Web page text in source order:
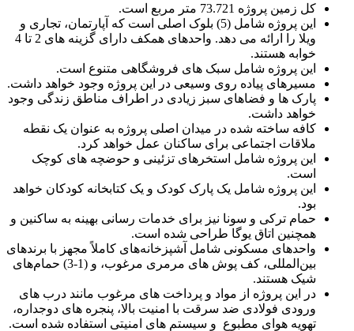
کل زمین پروژه 73.721 متر مربع است.
این پروژه شامل (5) بلوک اصلی است که آپارتمان، تجاری و
ویلا را ارائه می دهد. واحدهای همکف دارای گزینه های 2 تا 4
خوابه هستند.
این پروژه شامل سبک های فروشگاهی متنوع است.
مسیرهای پیاده روی وسیعی در این پروژه وجود خواهد داشت.
پارک ها و فضاهای سبز زیادی در اطراف مناطق زندگی وجود
خواهد داشت.
کافه ساخته شده در میدان اصلی پروژه به عنوان یک نقطه
ملاقات اجتماعی برای ساکنان عمل خواهد کرد.
این پروژه شامل استخرهای تزئینی و حوضچه های کوچک
است.
این پروژه شامل یک پارک کودک و یک کتابخانه کودکان خواهد
بود.
حمام ترکی و سونا نیز برای خدمات رسانی بهینه به ساکنین و
همچنین اتاق یوگا طراحی شده است.
واحدهای مسکونی شامل آشپزخانه‌های کاملاً مجهز با برندهای
بین‌المللی، کف پوش های مرمری مرغوب، و (1-3) حمام‌های
شیک هستند.
در این پروژه از مواد و پرداخت های مرغوب مانند درب های
ورودی فولادی ضد سرقت با امنیت بالا، پنجره های دوجداره،
تهویه هوای مطبوع و سیستم های امنیتی استفاده شده است.